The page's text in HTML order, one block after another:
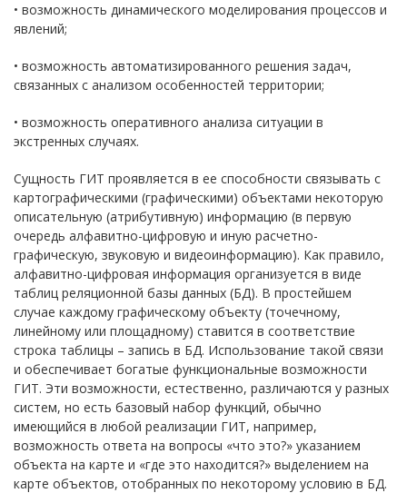
• возможность динамического моделирования процессов и
явлений;
• возможность автоматизированного решения задач,
связанных с анализом особенностей территории;
• возможность оперативного анализа ситуации в
экстренных случаях.
Сущность ГИТ проявляется в ее способности связывать с
картографическими (графическими) объектами некоторую
описательную (атрибутивную) информацию (в первую
очередь алфавитно-цифровую и иную расчетно-
графическую, звуковую и видеоинформацию). Как правило,
алфавитно-цифровая информация организуется в виде
таблиц реляционной базы данных (БД). В простейшем
случае каждому графическому объекту (точечному,
линейному или площадному) ставится в соответствие
строка таблицы – запись в БД. Использование такой связи
и обеспечивает богатые функциональные возможности
ГИТ. Эти возможности, естественно, различаются у разных
систем, но есть базовый набор функций, обычно
имеющийся в любой реализации ГИТ, например,
возможность ответа на вопросы «что это?» указанием
объекта на карте и «где это находится?» выделением на
карте объектов, отобранных по некоторому условию в БД.